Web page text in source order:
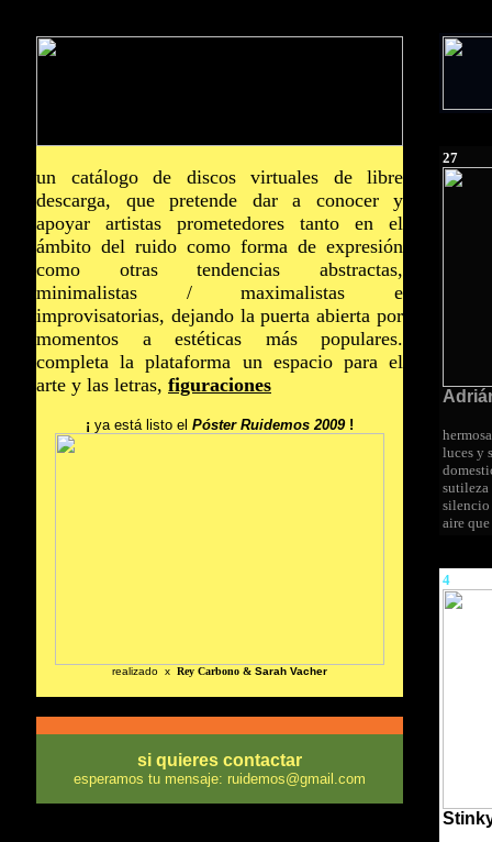
un catálogo de discos virtuales de libre
descarga, que pretende dar a conocer y
apoyar artistas prometedores tanto en el
ámbito del ruido como forma de expresión
como otras tendencias abstractas,
minimalistas / maximalistas e
improvisatorias, dejando la puerta abierta por
momentos a estéticas más populares.
completa la plataforma un espacio para el
arte y las letras, figuraciones
¡ ya está listo el Póster Ruidemos 2009!
realizado x Rey Carbono & Sarah Vacher
si quieres contactar
esperamos tu mensaje: ruidemos@gmail.com
27
luces y
sutileza
silencio
aire
4